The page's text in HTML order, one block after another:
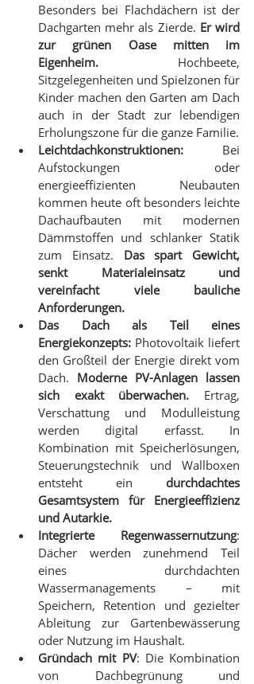
Besonders bei Flachdächern ist der
Dachgarten mehr als Zierde. Er wird
zur grünen Oase mitten im
Eigenheim. Hochbeete,
Sitzgelegenheiten und Spielzonen für
Kinder machen den Garten am Dach
auch in der Stadt zur lebendigen
Erholungszone für die ganze Familie.
Leichtdachkonstruktionen: Bei
Aufstockungen oder
energieeffizienten Neubauten
kommen heute oft besonders leichte
Dachaufbauten mit modernen
Dämmstoffen und schlanker Statik
zum Einsatz. Das spart Gewicht,
senkt Materialeinsatz und
vereinfacht viele bauliche
Anforderungen.
Das Dach als Teil eines
Energiekonzepts: Photovoltaik liefert
den Großteil der Energie direkt vom
Dach. Moderne PV-Anlagen lassen
sich exakt überwachen. Ertrag,
Verschattung und Modulleistung
werden digital erfasst. In
Kombination mit Speicherlösungen,
Steuerungstechnik und Wallboxen
entsteht ein durchdachtes
Gesamtsystem für Energieeffizienz
und Autarkie.
Integrierte Regenwassernutzung:
Dächer werden zunehmend Teil
eines durchdachten
Wassermanagements – mit
Speichern, Retention und gezielter
Ableitung zur Gartenbewässerung
oder Nutzung im Haushalt.
Gründach mit PV: Die Kombination
von Dachbegrünung und